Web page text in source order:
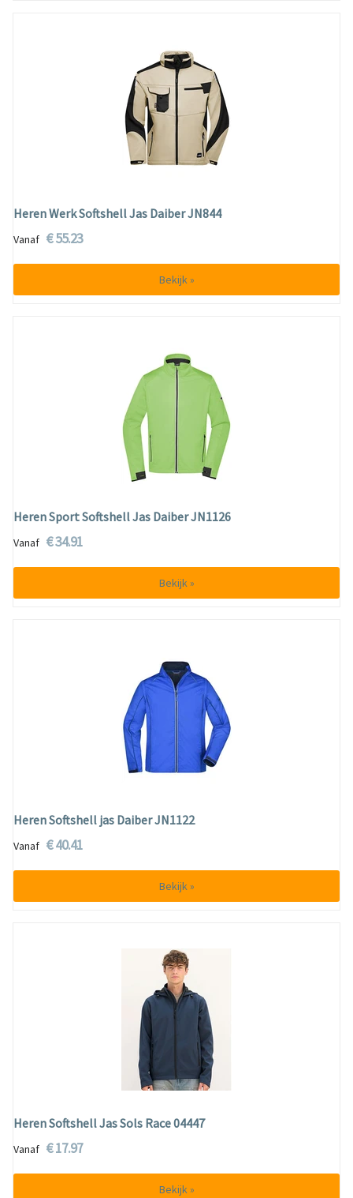
Heren Werk Softshell Jas Daiber JN844
Vanaf € 55.23
Bekijk »
Heren Sport Softshell Jas Daiber JN1126
Vanaf € 34.91
Bekijk »
Heren Softshell jas Daiber JN1122
Vanaf € 40.41
Bekijk »
Heren Softshell Jas Sols Race 04447
Vanaf € 17.97
Bekijk »